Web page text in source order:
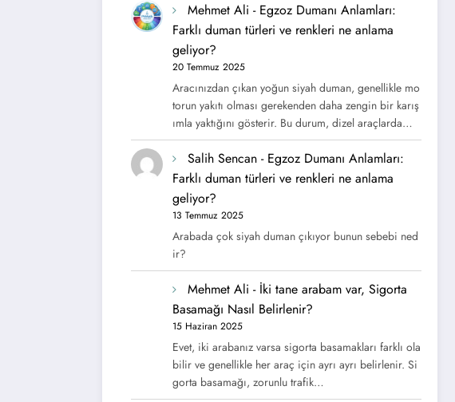
Mehmet Ali - Egzoz Dumanı Anlamları:
Farklı duman türleri ve renkleri ne anlama
geliyor?
20 Temmuz 2025
Aracınızdan çıkan yoğun siyah duman, genellikle mo
torun yakıtı olması gerekenden daha zengin bir karış
ımla yaktığını gösterir. Bu durum, dizel araçlarda…
Salih Sencan - Egzoz Dumanı Anlamları:
Farklı duman türleri ve renkleri ne anlama
geliyor?
13 Temmuz 2025
Arabada çok siyah duman çıkıyor bunun sebebi ned
ir?
Mehmet Ali - İki tane arabam var, Sigorta
Basamağı Nasıl Belirlenir?
15 Haziran 2025
Evet, iki arabanız varsa sigorta basamakları farklı ola
bilir ve genellikle her araç için ayrı ayrı belirlenir. Si
gorta basamağı, zorunlu trafik…